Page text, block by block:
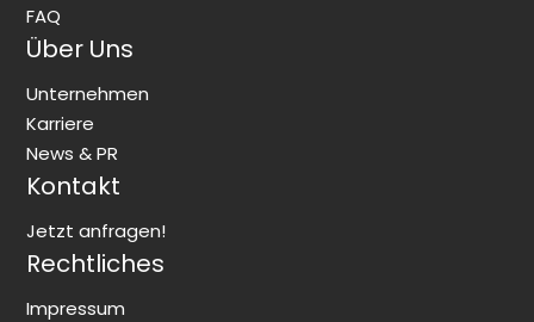
FAQ
Über Uns
Unternehmen
Karriere
News & PR
Kontakt
Jetzt anfragen!
Rechtliches
Impressum